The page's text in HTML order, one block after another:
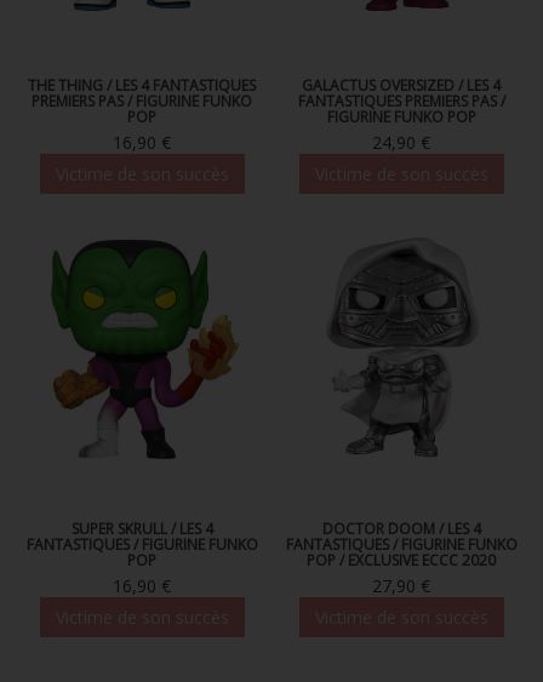
THE THING / LES 4 FANTASTIQUES
PREMIERS PAS / FIGURINE FUNKO
POP
16,90 €
GALACTUS OVERSIZED / LES 4
FANTASTIQUES PREMIERS PAS /
FIGURINE FUNKO POP
24,90 €
SUPER SKRULL / LES 4
FANTASTIQUES / FIGURINE FUNKO
POP
16,90 €
DOCTOR DOOM / LES 4
FANTASTIQUES / FIGURINE FUNKO
POP / EXCLUSIVE ECCC 2020
27,90 €